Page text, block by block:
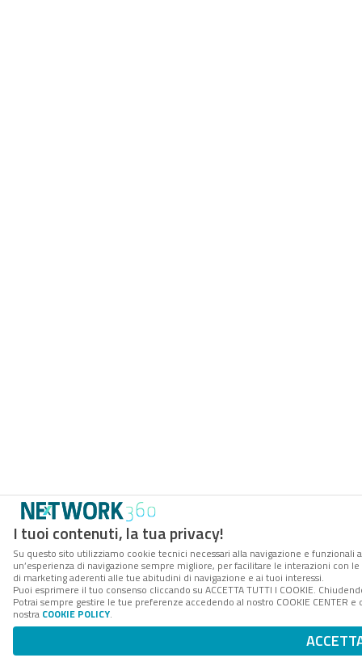
I tuoi contenuti, la tua privacy!
Su questo sito utilizziamo cookie tecnici necessari alla navigazione e
un’esperienza di navigazione sempre migliore, per facilitare le interazioni con
di marketing aderenti alle tue abitudini di navigazione e ai tuoi interessi.
Puoi esprimere il tuo consenso cliccando su ACCETTA TUTTI I COOKIE.
Potrai sempre gestire le tue preferenze accedendo al nostro COOKIE
nostra COOKIE POLICY.